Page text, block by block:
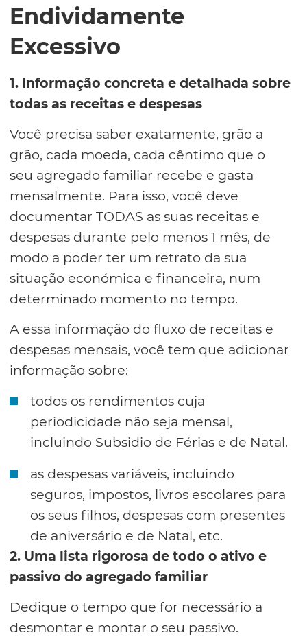
Endividamente
Excessivo
1. Informação concreta e detalhada sobre
todas as receitas e despesas
Você precisa saber exatamente, grão a
grão, cada moeda, cada cêntimo que o
seu agregado familiar recebe e gasta
mensalmente. Para isso, você deve
documentar TODAS as suas receitas e
despesas durante pelo menos 1 mês, de
modo a poder ter um retrato da sua
situação económica e financeira, num
determinado momento no tempo.
A essa informação do fluxo de receitas e
despesas mensais, você tem que adicionar
informação sobre:
todos os rendimentos cuja
periodicidade não seja mensal,
incluindo Subsidio de Férias e de Natal.
as despesas variáveis, incluindo
seguros, impostos, livros escolares para
os seus filhos, despesas com presentes
de aniversário e de Natal, etc.
2. Uma lista rigorosa de todo o ativo e
passivo do agregado familiar
Dedique o tempo que for necessário a
desmontar e montar o seu passivo.